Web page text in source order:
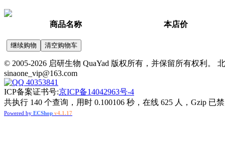
商品名称 本店价
© 2005-2026 启研生物 QuaYad 版权所有，并保留所有权利。
sinaone_vip@163.com
40353841
ICP备案证书号:京ICP备14042963号-4
共执行 140 个查询，用时 0.100106 秒，在线 625 人，Gzip 已
Powered by ECShop v4.1.17